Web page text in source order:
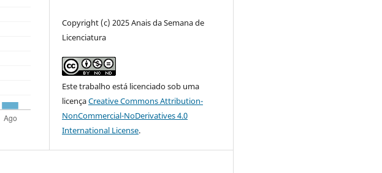
Copyright (c) 2025 Anais da Semana de
Licenciatura
Este trabalho está licenciado sob uma
licençaCreative Commons Attribution-
NonCommercial-NoDerivatives 4.0
International License.